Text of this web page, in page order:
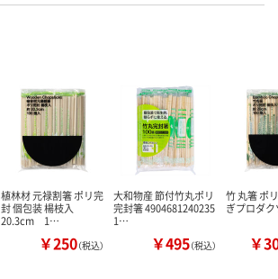
植林材 元禄割箸 ポリ完
封 個包装 楊枝入
20.3cm 1…
￥250（税込）
大和物産 節付竹丸ポリ
完封箸 4904681240235
1…
￥495（税込）
竹 丸箸 ポ
ぎプロダク
￥